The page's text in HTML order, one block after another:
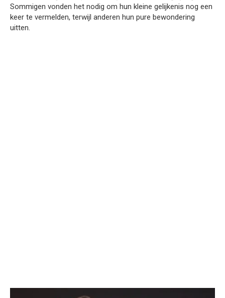
Sommigen vonden het nodig om hun kleine gelijkenis nog een
keer te vermelden, terwijl anderen hun pure bewondering
uitten.